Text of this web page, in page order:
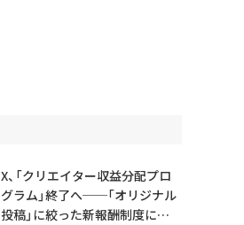
X、「クリエイター収益分配プロ
グラム」終了へ──「オリジナル
投稿」に絞った新報酬制度に移